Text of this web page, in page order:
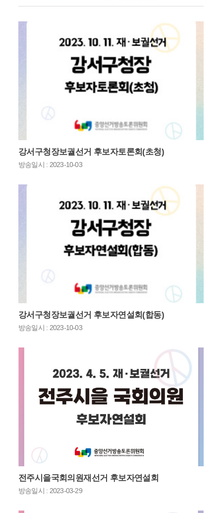
강서구청장보궐선거 후보자토론회(초청)
방송일시 : 2023-10-03
강서구청장보궐선거 후보자연설회(합동)
방송일시 : 2023-10-03
전주시을국회의원재선거 후보자연설회
방송일시 : 2023-03-29